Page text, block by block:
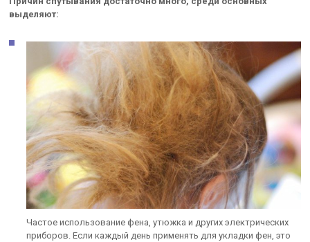
выделяют:
Частое использование фена, утюжка и других электрических
приборов. Если каждый день применять для укладки фен, это